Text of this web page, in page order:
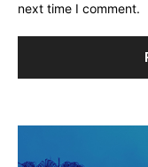
next time I comment.